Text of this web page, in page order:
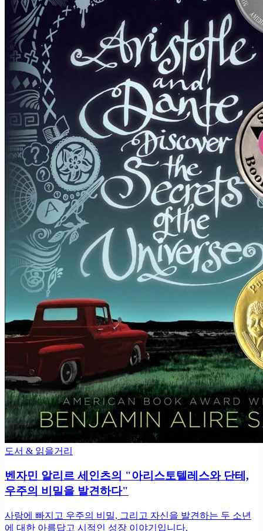
도서 & 읽을거리
벤자민 알리르 세인츠의 "아리스토텔레스와 단테,
우주의 비밀을 발견하다"
사랑에 빠지고 우주의 비밀, 그리고 자신을 발견하는 두 소년
에 대한 아름답고 시적인 성장 이야기입니다.